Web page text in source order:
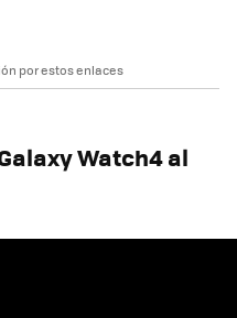
por estos enlaces
Watch4 al